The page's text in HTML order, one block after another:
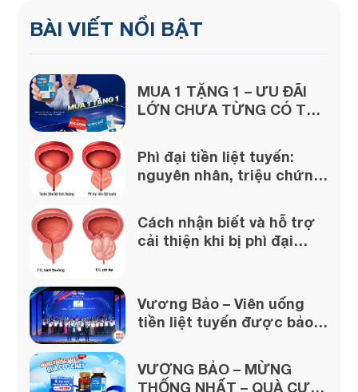
BÀI VIẾT NỔI BẬT
MUA 1 TẶNG 1 – ƯU ĐÃI
LỚN CHƯA TỪNG CÓ TỪ
Phì đại tiền liệt tuyến:
nguyên nhân, triệu chứng
Cách nhận biết và hỗ trợ
cải thiện khi bị phì đại
Vương Bảo – Viên uống
tiền liệt tuyến được bảo
phẩm Thái Minh
VƯƠNG BẢO – MỪNG
THỐNG NHẤT – QUÀ CỰC